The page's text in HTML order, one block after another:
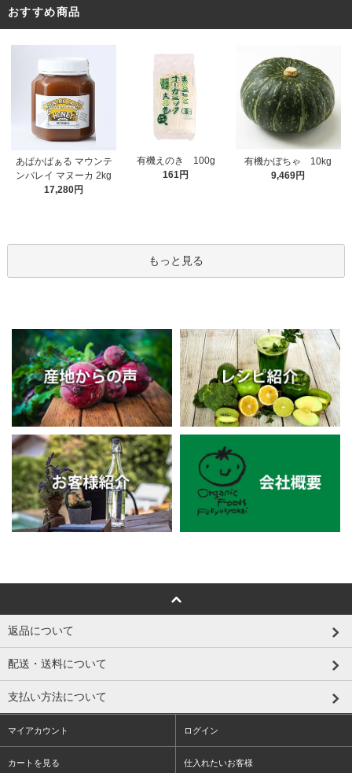
おすすめ商品
あぱかばぁる マウンテ
ンバレイ マヌーカ 2kg
17,280円
有機えのき 100g
161円
有機かぼちゃ 10kg
9,469円
もっと見る
返品について
配送・送料について
支払い方法について
マイアカウント ログイン
カートを見る 仕入れたいお客様